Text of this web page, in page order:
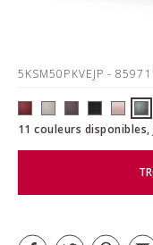
5KSM50PKVEJP-
11 couleurs disponibles,